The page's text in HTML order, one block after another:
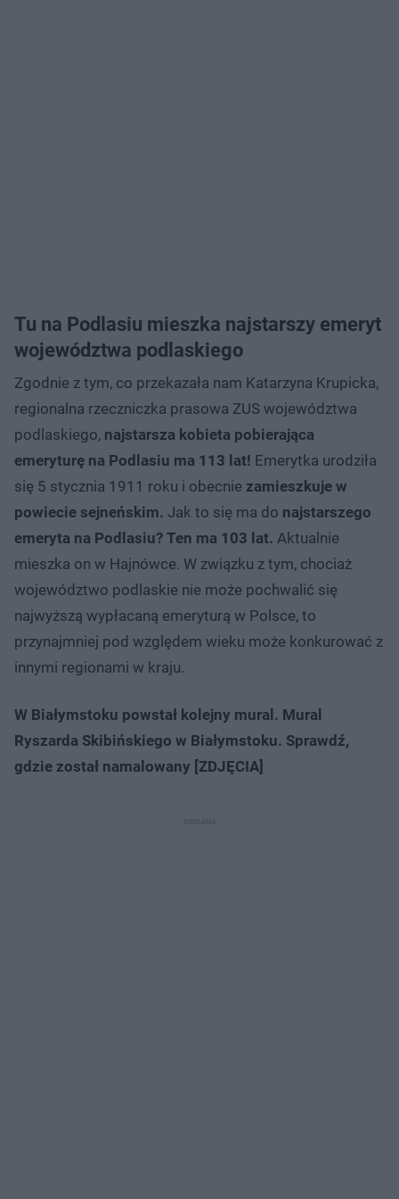
Tu na Podlasiu mieszka najstarszy emeryt
województwa podlaskiego
Zgodnie z tym, co przekazała nam Katarzyna Krupicka,
regionalna rzeczniczka prasowa ZUS województwa
podlaskiego, najstarsza kobieta pobierająca
emeryturę na Podlasiu ma 113 lat! Emerytka urodziła
się 5 stycznia 1911 roku i obecnie zamieszkuje w
powiecie sejneńskim. Jak to się ma do najstarszego
emeryta na Podlasiu? Ten ma 103 lat. Aktualnie
mieszka on w Hajnówce. W związku z tym, chociaż
województwo podlaskie nie może pochwalić się
najwyższą wypłacaną emeryturą w Polsce, to
przynajmniej pod względem wieku może konkurować z
innymi regionami w kraju.
W Białymstoku powstał kolejny mural. Mural
Ryszarda Skibińskiego w Białymstoku. Sprawdź,
gdzie został namalowany [ZDJĘCIA]